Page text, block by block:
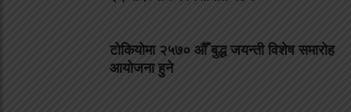
टोकियोमा २५७० औँ बुद्ध जयन्ती विशेष समारोह
आयोजना हुने